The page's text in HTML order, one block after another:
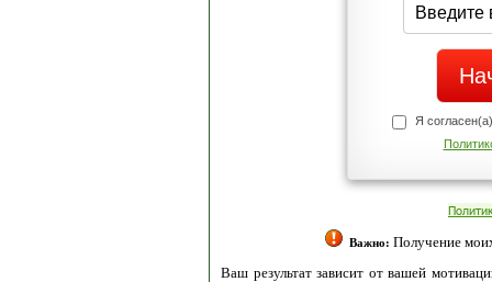
Я
Важно: Получение
Ваш результат зависит от вашей